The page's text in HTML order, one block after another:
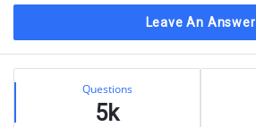
Leave An Answer
Sidebar
Stats Questions
5k